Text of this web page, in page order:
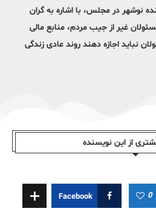
نوشهر در مجلس، با اشاره به گران
غیر از جیب مردم، منابع مالی
نباید اجازه دهند روند عادی زندگی
از این نویسندە
0
Facebook